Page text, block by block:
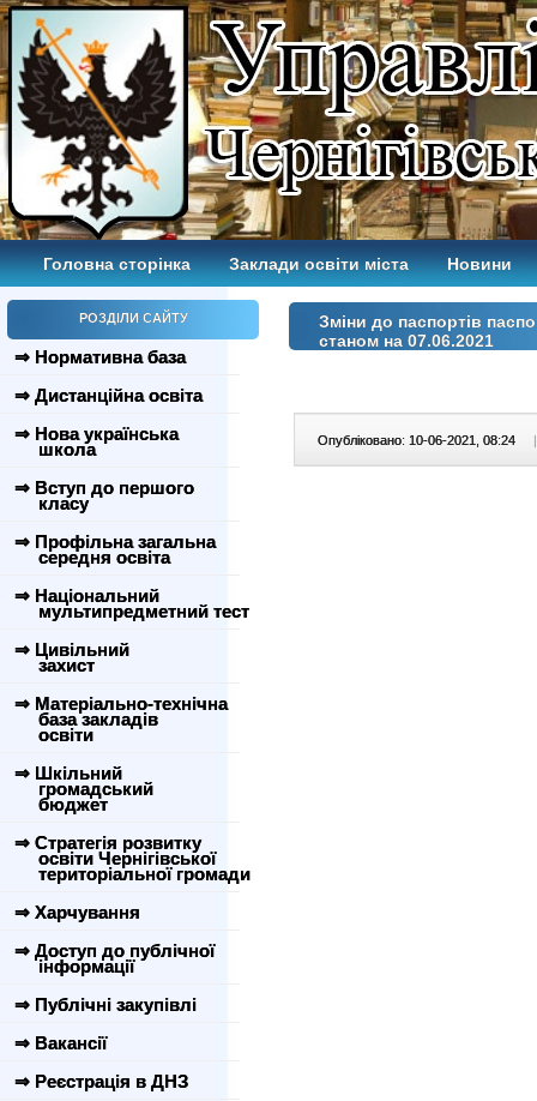
Головна сторінка Заклади освіти міста Новини
РОЗДІЛИ САЙТУ
⇒ Нормативна база
⇒ Дистанційна освіта
⇒ Нова українська
школа
⇒ Вступ до першого
класу
⇒ Профільна загальна
середня освіта
⇒ Національний
мультипредметний тест
⇒ Цивільний
захист
⇒ Матеріально-технічна
база закладів
освіти
⇒ Шкільний
громадський
бюджет
⇒ Стратегія розвитку
освіти Чернігівської
територіальної громади
⇒ Харчування
⇒ Доступ до публічної
інформації
⇒ Публічні закупівлі
⇒ Вакансії
⇒ Реєстрація в ДНЗ
Зміни до паспортів
станом на 07.06.2021
Опубліковано: 10-06-2021, 08:24 |